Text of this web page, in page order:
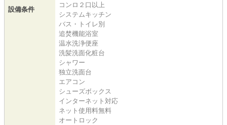
設備条件
コンロ２口以上
システムキッチン
バス・トイレ別
追焚機能浴室
温水洗浄便座
洗髪洗面化粧台
シャワー
独立洗面台
エアコン
シューズボックス
インターネット対応
ネット使用料無料
オートロック